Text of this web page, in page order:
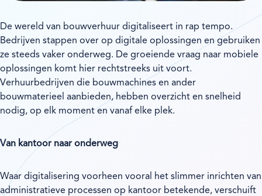
De wereld van bouwverhuur digitaliseert in rap tempo.
Bedrijven stappen over op digitale oplossingen en gebruiken
ze steeds vaker onderweg. De groeiende vraag naar mobiele
oplossingen komt hier rechtstreeks uit voort.
Verhuurbedrijven die bouwmachines en ander
bouwmaterieel aanbieden, hebben overzicht en snelheid
nodig, op elk moment en vanaf elke plek.
Van kantoor naar onderweg
Waar digitalisering voorheen vooral het slimmer inrichten van
administratieve processen op kantoor betekende, verschuift